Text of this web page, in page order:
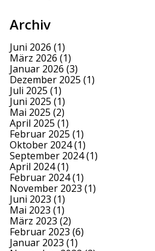
Archiv
Juni 2026 (1)
März 2026 (1)
Januar 2026 (3)
Dezember 2025 (1)
Juli 2025 (1)
Juni 2025 (1)
Mai 2025 (2)
April 2025 (1)
Februar 2025 (1)
Oktober 2024(1)
September 2024(1)
April 2024(1)
Februar 2024(1)
November 2023 (1)
Juni 2023 (1)
Mai 2023 (1)
März 2023 (2)
Februar 2023 (6)
Januar 2023 (1)